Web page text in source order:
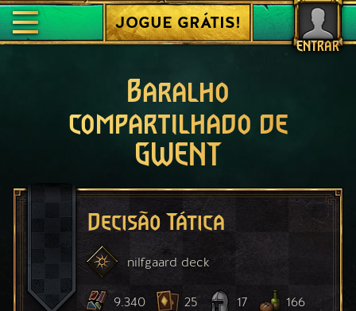
ENTRAR
JOGUE GRÁTIS!
Baralho
compartilhado de
GWENT
Decisão Tática
nilfgaard deck
9.340 25 17 166